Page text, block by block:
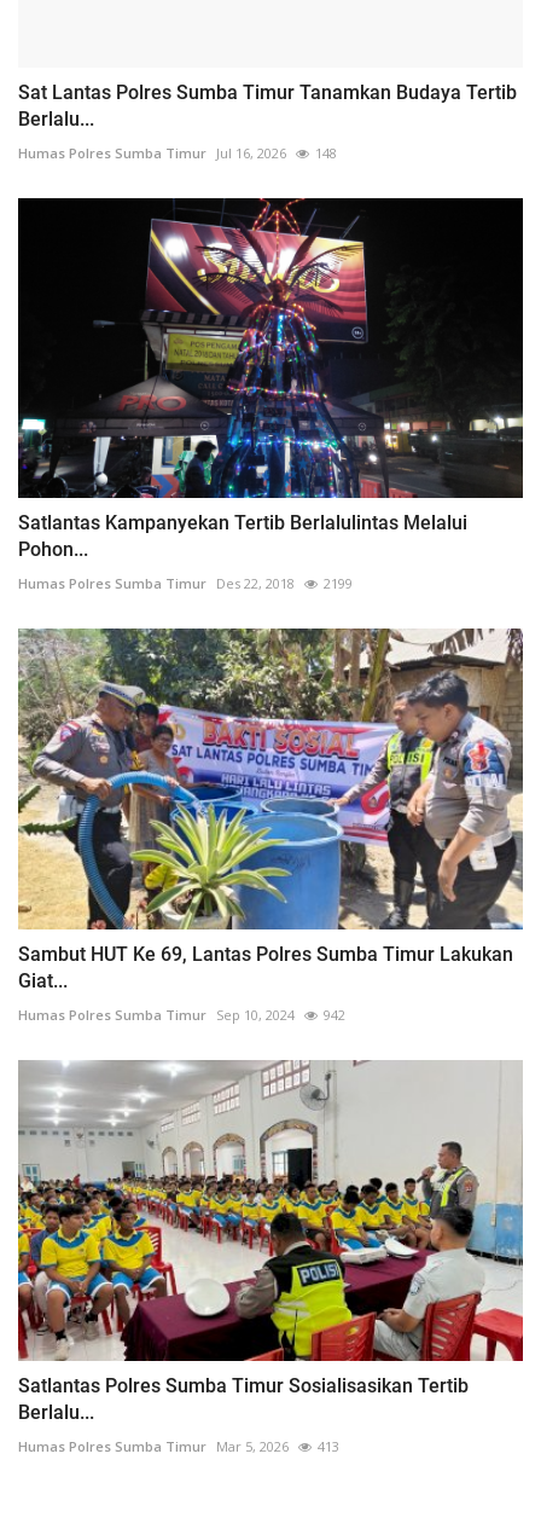
Sat Lantas Polres Sumba Timur Tanamkan Budaya Tertib
Berlalu...
Humas Polres Sumba Timur Jul 16, 2026 148
Satlantas Kampanyekan Tertib Berlalulintas Melalui
Pohon...
Humas Polres Sumba Timur Des 22, 2018 2199
Sambut HUT Ke 69, Lantas Polres Sumba Timur Lakukan
Giat...
Humas Polres Sumba Timur Sep 10, 2024 942
Satlantas Polres Sumba Timur Sosialisasikan Tertib
Berlalu...
Humas Polres Sumba Timur Mar 5, 2026 413